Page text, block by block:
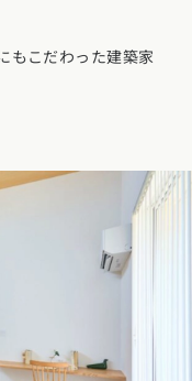
もこだわった建築家